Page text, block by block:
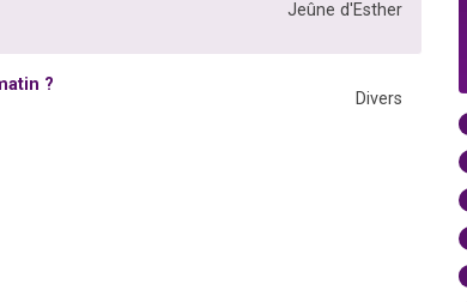
Jeûne d'Esther
?
Divers